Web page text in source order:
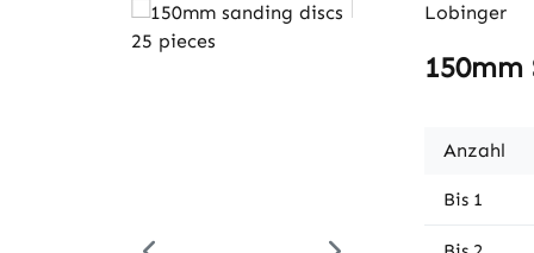
Lobinger
150mm
Anzahl
Bis 1